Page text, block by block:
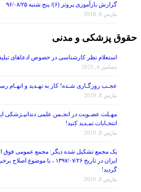
گزارش بازآموزی پروتز (۶)/ پنج شنبه ۹۶/۰۸/۲۵
مارس 8, 2018
حقوق پزشکی و مدنی
استعلام نظر کارشناسی در خصوص ادعاهای
دسامبر 4, 2025
عجـب روزگـاری شـده! کار به تهـدید و اتهـام
مارس 8, 2019
انتخـابات تمـدید کنید!
مارس 8, 2019
یک مجمع تشکیل شده دیگر: مجمع عمومی فوق
ایران در تاریخ ۱۳۹۷/۰۷/۲۶ ، با
گردید!
مارس 8, 2019